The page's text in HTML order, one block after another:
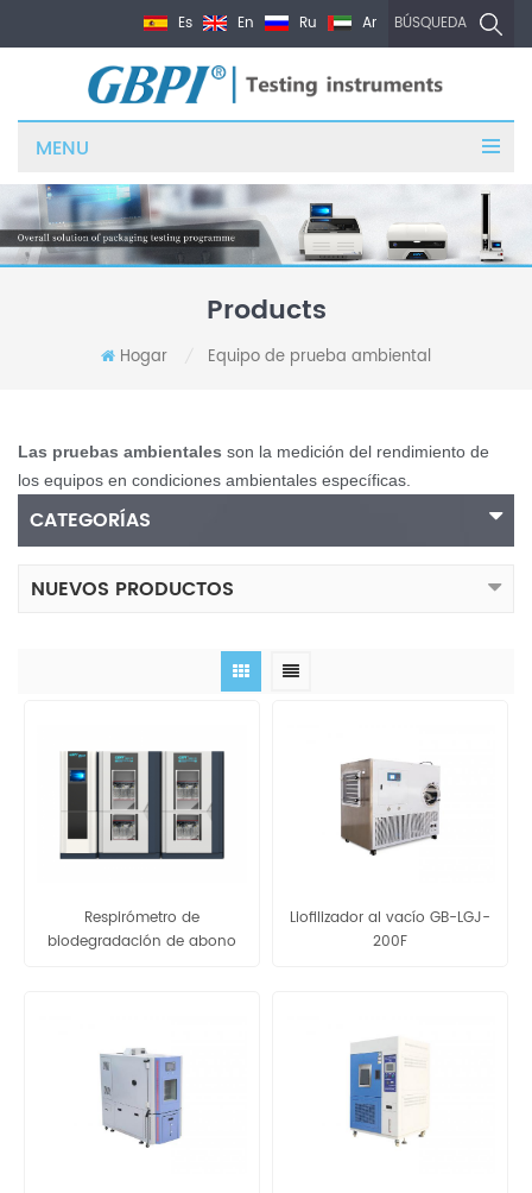
BÚSQUEDA
Es En Ru Ar
MENU
Products
Hogar Equipo de prueba ambiental
Las pruebas ambientales son la medición del rendimiento de
los equipos en condiciones ambientales específicas.
CATEGORÍAS
NUEVOS PRODUCTOS
Respirómetro de
biodegradación de abono
Liofilizador al vacío GB-LGJ-
200F